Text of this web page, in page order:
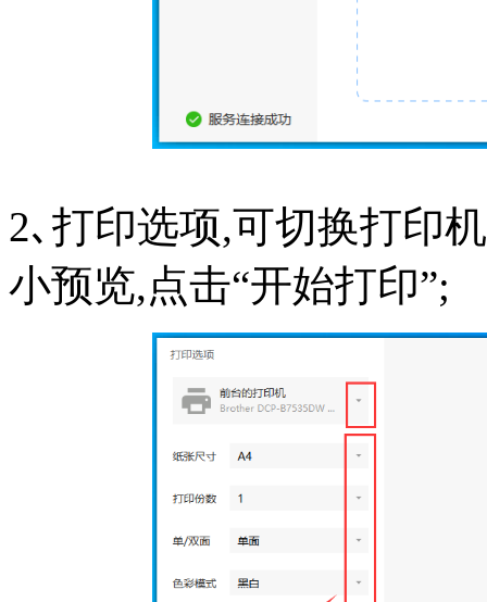
2､打印选项,可切换打印
小预览,点击“开始打印”;